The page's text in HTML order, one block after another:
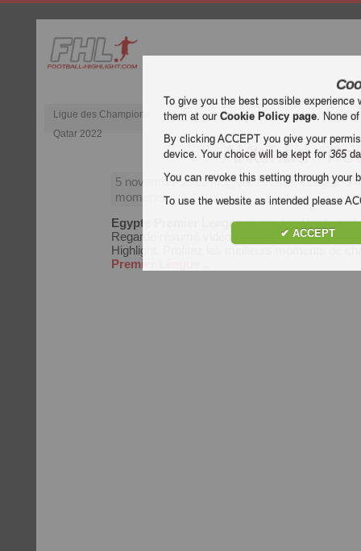
Ligue des Champions Premier League anglaise
Liga
Qatar 2022
Al Ittihad -
5 novembre 2010| Egypte Premier League |
moments
Egypte Premier Leaguerésumé vidéo du
Regarde résumé vidéo de Al Ittihad - Petrojet
Highlight. Profitez les meilleurs moments de
Premier League
To give you the best possible
them at ourCookie Policy page. None
By clicking ACCEPT you give your
device. Your choice will be kept for365
You can revoke this setting through your
To use the website as intended please
✔ ACCEPT